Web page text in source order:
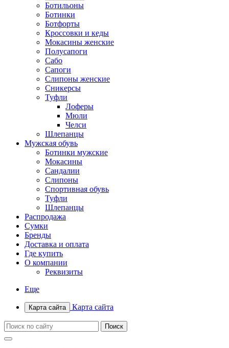
Ботильоны
Ботинки
Ботфорты
Кроссовки и кеды
Мокасины женские
Полусапоги
Сабо
Сапоги
Слипоны женские
Сникерсы
Туфли
Лоферы
Мюли
Челси
Шлепанцы
Мужская обувь
Ботинки мужские
Мокасины
Сандалии
Слипоны
Спортивная обувь
Туфли
Шлепанцы
Распродажа
Сумки
Бренды
Доставка и оплата
Где купить
О компании
Реквизиты
Еще
Карта сайта Карта сайта